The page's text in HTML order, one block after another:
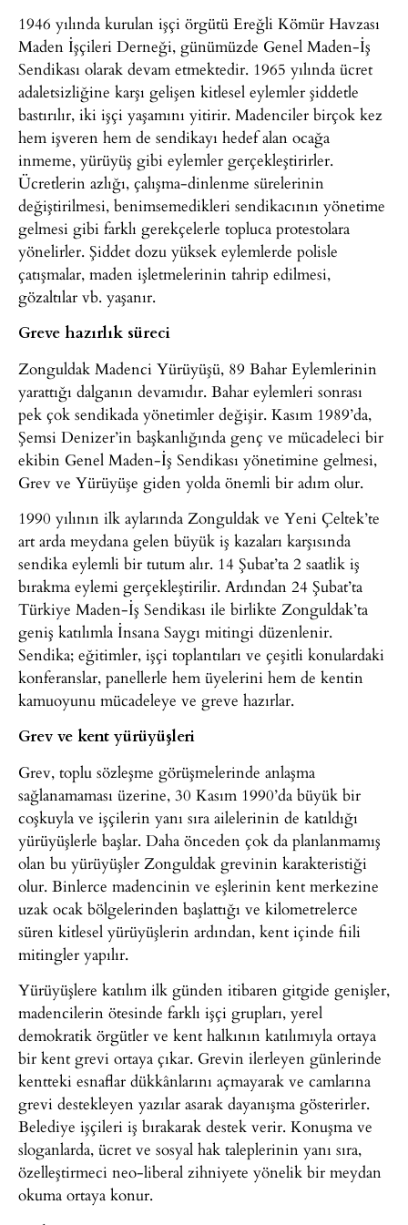
1946 yılında kurulan işçi örgütü Ereğli Kömür Havzası
Maden İşçileri Derneği, günümüzde Genel Maden-İş
Sendikası olarak devam etmektedir. 1965 yılında ücret
adaletsizliğine karşı gelişen kitlesel eylemler şiddetle
bastırılır, iki işçi yaşamını yitirir. Madenciler birçok kez
hem işveren hem de sendikayı hedef alan ocağa
inmeme, yürüyüş gibi eylemler gerçekleştirirler.
Ücretlerin azlığı, çalışma-dinlenme sürelerinin
değiştirilmesi, benimsemedikleri sendikacının yönetime
gelmesi gibi farklı gerekçelerle topluca protestolara
yönelirler. Şiddet dozu yüksek eylemlerde polisle
çatışmalar, maden işletmelerinin tahrip edilmesi,
gözaltılar vb. yaşanır.
Greve hazırlık süreci
Zonguldak Madenci Yürüyüşü, 89 Bahar Eylemlerinin
yarattığı dalganın devamıdır. Bahar eylemleri sonrası
pek çok sendikada yönetimler değişir. Kasım 1989’da,
Şemsi Denizer’in başkanlığında genç ve mücadeleci bir
ekibin Genel Maden-İş Sendikası yönetimine gelmesi,
Grev ve Yürüyüşe giden yolda önemli bir adım olur.
1990 yılının ilk aylarında Zonguldak ve Yeni Çeltek’te
art arda meydana gelen büyük iş kazaları karşısında
sendika eylemli bir tutum alır. 14 Şubat’ta 2 saatlik iş
bırakma eylemi gerçekleştirilir. Ardından 24 Şubat’ta
Türkiye Maden-İş Sendikası ile birlikte Zonguldak’ta
geniş katılımla İnsana Saygı mitingi düzenlenir.
Sendika; eğitimler, işçi toplantıları ve çeşitli konulardaki
konferanslar, panellerle hem üyelerini hem de kentin
kamuoyunu mücadeleye ve greve hazırlar.
Grev ve kent yürüyüşleri
Grev, toplu sözleşme görüşmelerinde anlaşma
sağlanamaması üzerine, 30 Kasım 1990’da büyük bir
coşkuyla ve işçilerin yanı sıra ailelerinin de katıldığı
yürüyüşlerle başlar. Daha önceden çok da planlanmamış
olan bu yürüyüşler Zonguldak grevinin karakteristiği
olur. Binlerce madencinin ve eşlerinin kent merkezine
uzak ocak bölgelerinden başlattığı ve kilometrelerce
süren kitlesel yürüyüşlerin ardından, kent içinde fiili
mitingler yapılır.
Yürüyüşlere katılım ilk günden itibaren gitgide genişler,
madencilerin ötesinde farklı işçi grupları, yerel
demokratik örgütler ve kent halkının katılımıyla ortaya
bir kent grevi ortaya çıkar. Grevin ilerleyen günlerinde
kentteki esnaflar dükkânlarını açmayarak ve camlarına
grevi destekleyen yazılar asarak dayanışma gösterirler.
Belediye işçileri iş bırakarak destek verir. Konuşma ve
sloganlarda, ücret ve sosyal hak taleplerinin yanı sıra,
özelleştirmeci neo-liberal zihniyete yönelik bir meydan
okuma ortaya konur.